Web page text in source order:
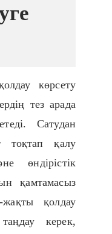
көрсету
тез арада
Сатудан
тоқтап қалу
өндірістік
қамтамасыз
қолдау
керек,